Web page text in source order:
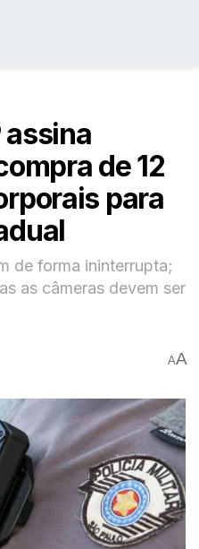
assina
de 12
para
de forma ininterrupta;
as câmeras devem ser
AA